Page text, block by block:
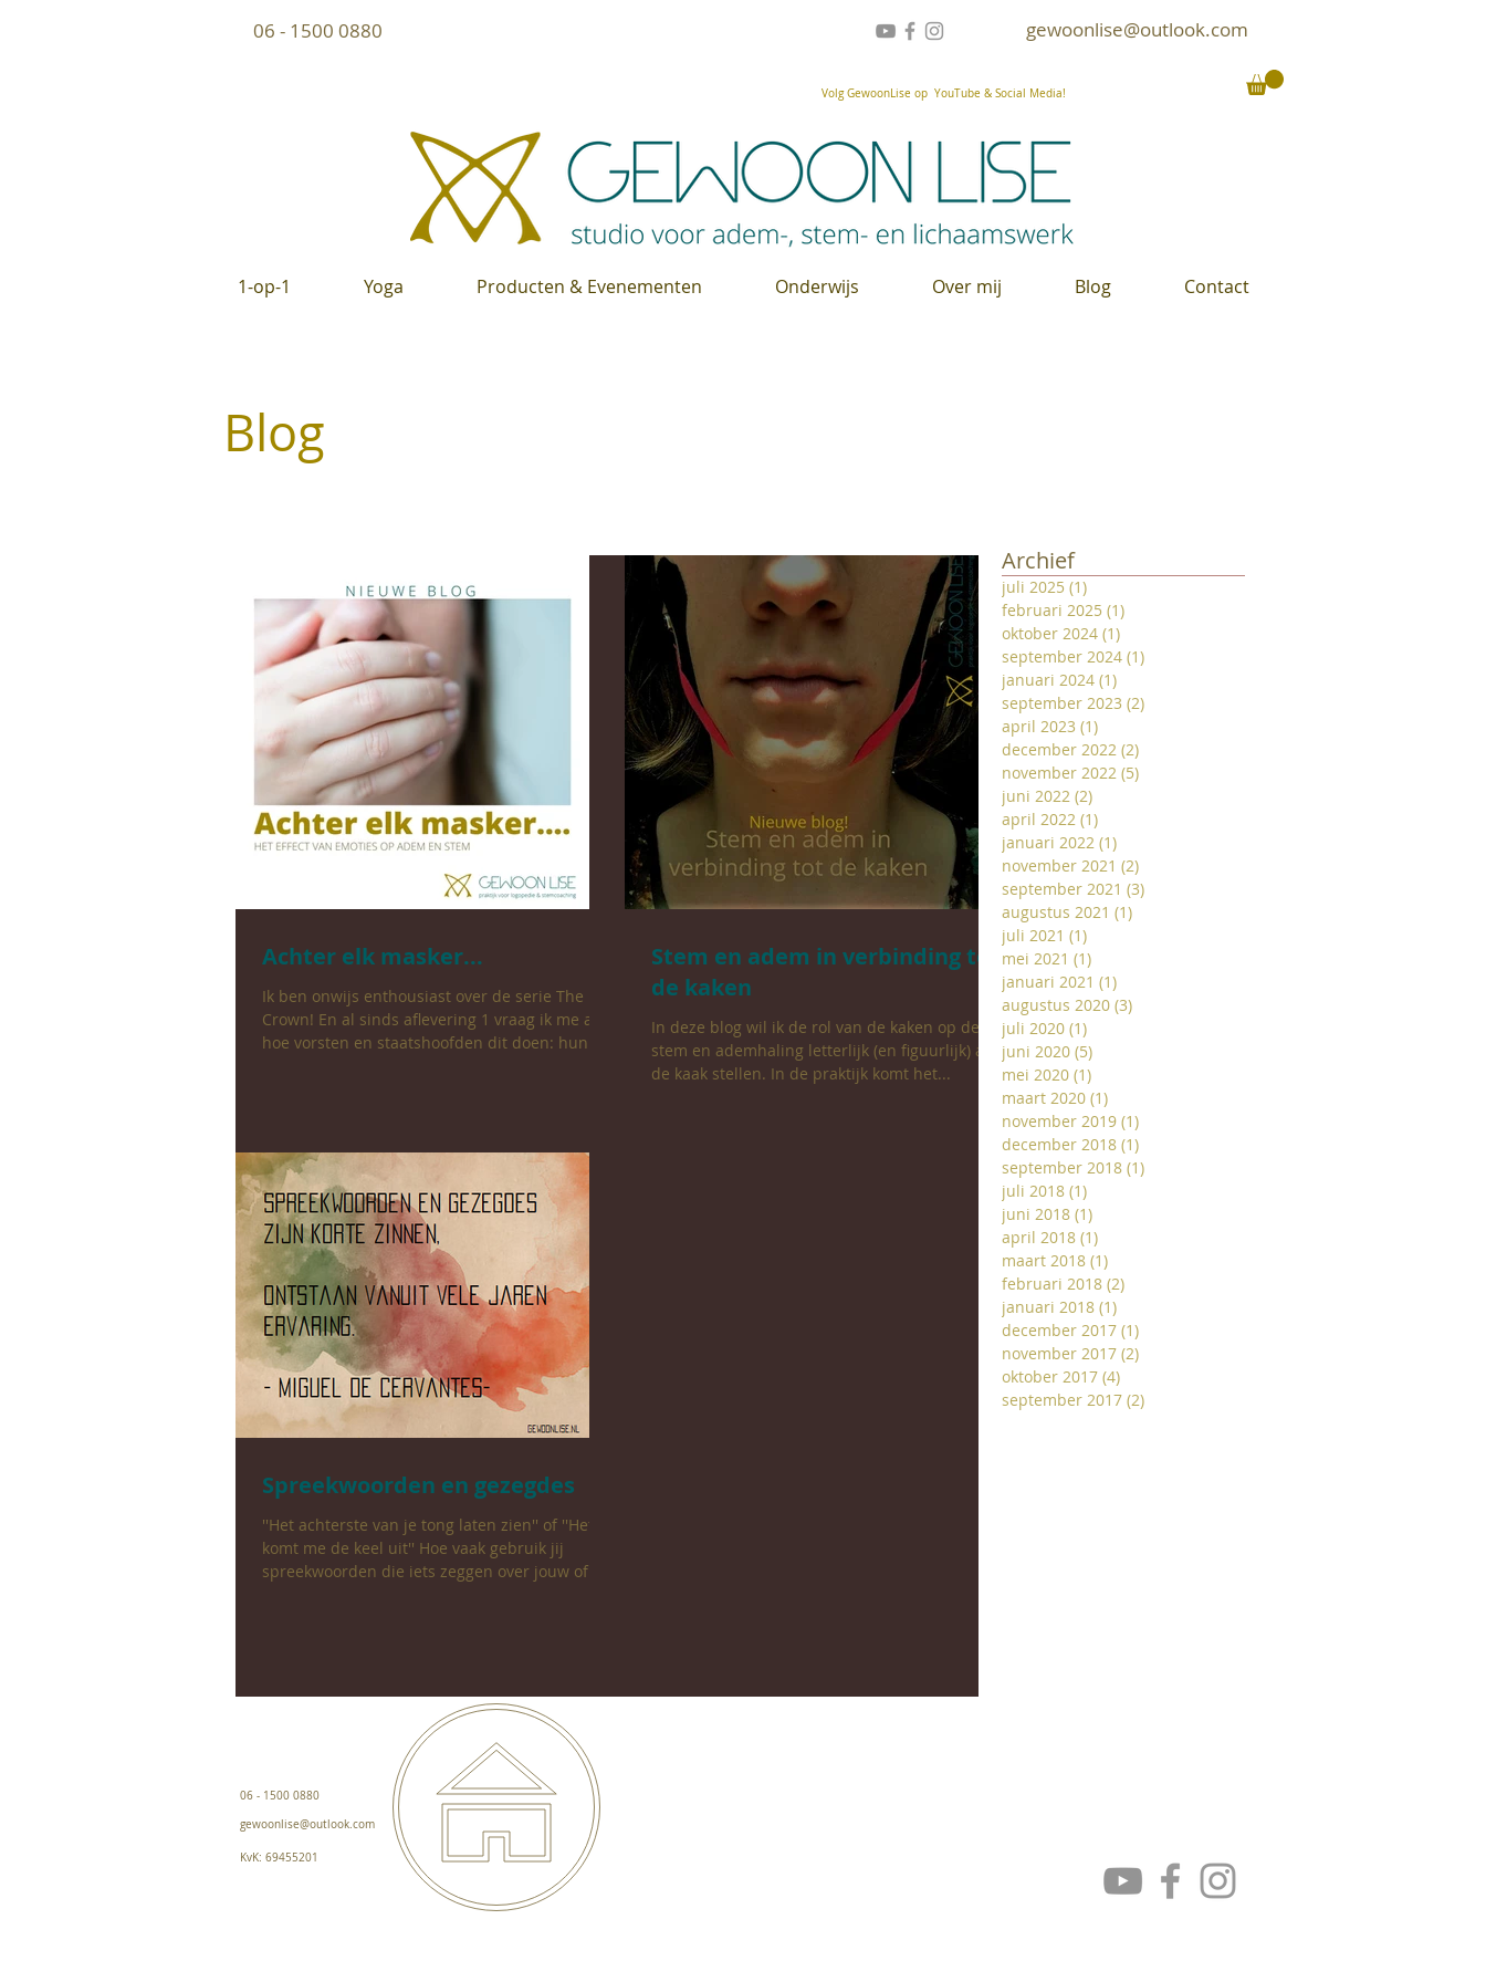
06 - 1500 0880 gewoonlise@outlook.com
Volg GewoonLise op YouTube & Social Media!
1-op-1 Yoga Producten & Evenementen Onderwijs Over mij Blog Contact
Blog
Achter elk masker...
Ik ben onwijs enthousiast over de serie The
Crown! En al sinds aflevering 1 vraag ik me af
hoe vorsten en staatshoofden dit doen: hun...
Stem en adem in verbinding tot
de kaken
In deze blog wil ik de rol van de kaken op de
stem en ademhaling letterlijk (en figuurlijk) aan
de kaak stellen. In de praktijk komt het...
Spreekwoorden en gezegdes
''Het achterste van je tong laten zien'' of ''Het
komt me de keel uit'' Hoe vaak gebruik jij
spreekwoorden die iets zeggen over jouw of...
Archief
juli 2025 (1)
februari 2025 (1)
oktober 2024 (1)
september 2024 (1)
januari 2024 (1)
september 2023 (2)
april 2023 (1)
december 2022 (2)
november 2022 (5)
juni 2022 (2)
april 2022 (1)
januari 2022 (1)
november 2021 (2)
september 2021 (3)
augustus 2021 (1)
juli 2021 (1)
mei 2021 (1)
januari 2021 (1)
augustus 2020 (3)
juli 2020 (1)
juni 2020 (5)
mei 2020 (1)
maart 2020 (1)
november 2019 (1)
december 2018 (1)
september 2018 (1)
juli 2018 (1)
juni 2018 (1)
april 2018 (1)
maart 2018 (1)
februari 2018 (2)
januari 2018 (1)
december 2017 (1)
november 2017 (2)
oktober 2017 (4)
september 2017 (2)
06 - 1500 0880
gewoonlise@outlook.com
KvK: 69455201